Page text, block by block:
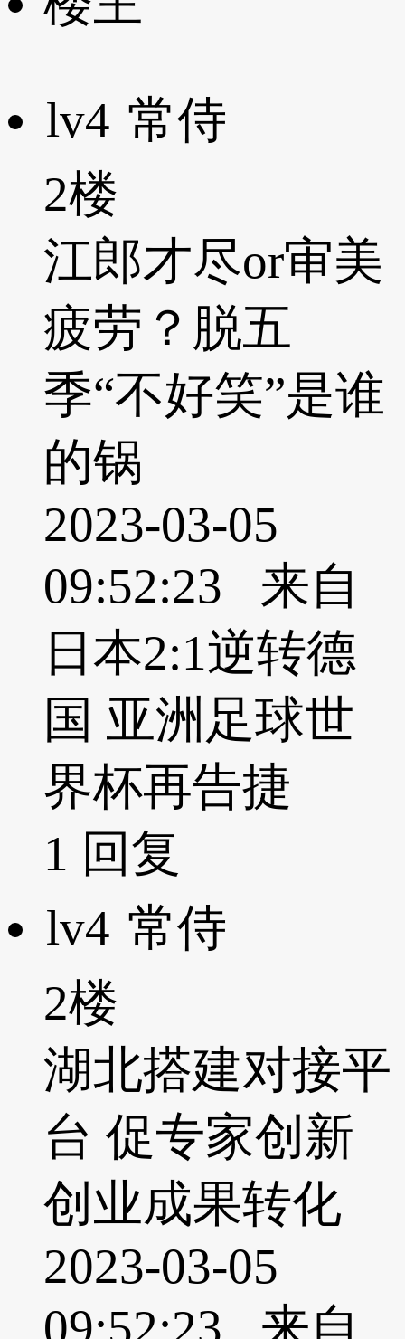
lv4 常侍
2楼
江郎才尽or审美
疲劳？脱五
季“不好笑”是谁
的锅
2023-03-05
09:52:23 来自
日本2:1逆转德
国 亚洲足球世
界杯再告捷
1 回复
lv4 常侍
2楼
湖北搭建对接平
台 促专家创新
创业成果转化
2023-03-05
09:52:23 来自